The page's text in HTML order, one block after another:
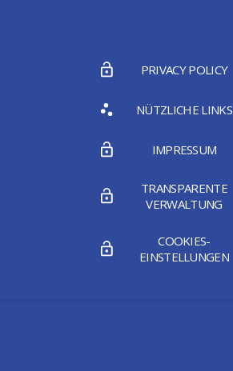
PRIVACY POLICY
NÜTZLICHE LINKS
IMPRESSUM
TRANSPARENTE
VERWALTUNG
COOKIES-
EINSTELLUNGEN